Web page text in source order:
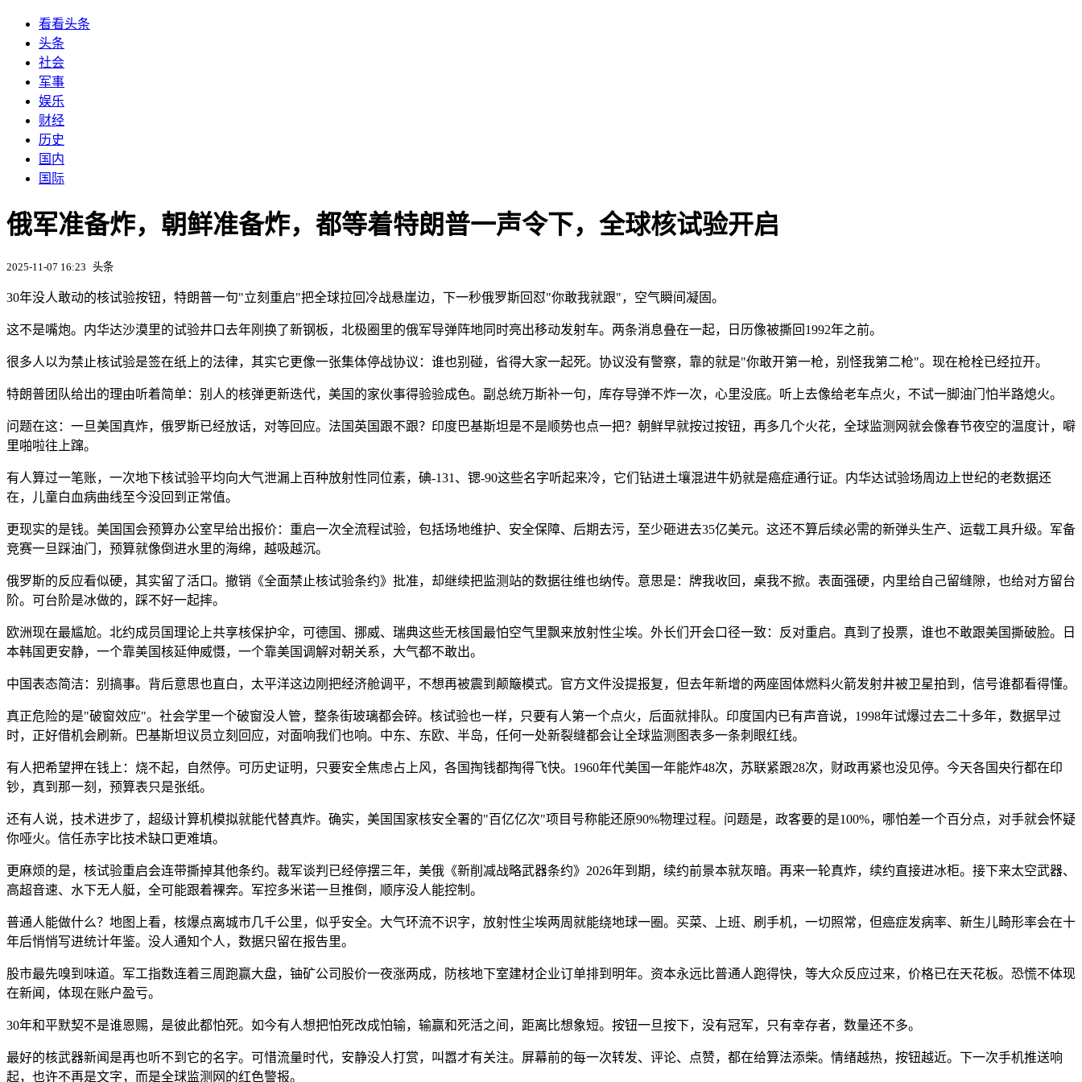
看看头条
头条
社会
军事
娱乐
财经
历史
国内
国际
俄军准备炸，朝鲜准备炸，都等着特朗普一声令下，全球核试验开启
2025-11-07 16:23 头条
30年没人敢动的核试验按钮，特朗普一句"立刻重启"把全球拉回冷战悬崖边，下一秒俄罗斯回怼"你敢我就跟"，空气瞬间凝固。
这不是嘴炮。内华达沙漠里的试验井口去年刚换了新钢板，北极圈里的俄军导弹阵地同时亮出移动发射车。两条消息叠在一起，日历像被撕回1992年之前。
很多人以为禁止核试验是签在纸上的法律，其实它更像一张集体停战协议：谁也别碰，省得大家一起死。协议没有警察，靠的就是"你敢开第一枪，别怪我第二枪"。现在枪栓已经拉开。
特朗普团队给出的理由听着简单：别人的核弹更新迭代，美国的家伙事得验验成色。副总统万斯补一句，库存导弹不炸一次，心里没底。听上去像给老车点火，不试一脚油门怕半路熄火。
问题在这：一旦美国真炸，俄罗斯已经放话，对等回应。法国英国跟不跟？印度巴基斯坦是不是顺势也点一把？朝鲜早就按过按钮，再多几个火花，全球监测网就会像春节夜空的温度计，噼
里啪啦往上蹿。
有人算过一笔账，一次地下核试验平均向大气泄漏上百种放射性同位素，碘-131、锶-90这些名字听起来冷，它们钻进土壤混进牛奶就是癌症通行证。内华达试验场周边上世纪的老数据还
在，儿童白血病曲线至今没回到正常值。
更现实的是钱。美国国会预算办公室早给出报价：重启一次全流程试验，包括场地维护、安全保障、后期去污，至少砸进去35亿美元。这还不算后续必需的新弹头生产、运载工具升级。军备
竞赛一旦踩油门，预算就像倒进水里的海绵，越吸越沉。
俄罗斯的反应看似硬，其实留了活口。撤销《全面禁止核试验条约》批准，却继续把监测站的数据往维也纳传。意思是：牌我收回，桌我不掀。表面强硬，内里给自己留缝隙，也给对方留台
阶。可台阶是冰做的，踩不好一起摔。
欧洲现在最尴尬。北约成员国理论上共享核保护伞，可德国、挪威、瑞典这些无核国最怕空气里飘来放射性尘埃。外长们开会口径一致：反对重启。真到了投票，谁也不敢跟美国撕破脸。日
本韩国更安静，一个靠美国核延伸威慑，一个靠美国调解对朝关系，大气都不敢出。
中国表态简洁：别搞事。背后意思也直白，太平洋这边刚把经济舱调平，不想再被震到颠簸模式。官方文件没提报复，但去年新增的两座固体燃料火箭发射井被卫星拍到，信号谁都看得懂。
真正危险的是"破窗效应"。社会学里一个破窗没人管，整条街玻璃都会碎。核试验也一样，只要有人第一个点火，后面就排队。印度国内已有声音说，1998年试爆过去二十多年，数据早过
时，正好借机会刷新。巴基斯坦议员立刻回应，对面响我们也响。中东、东欧、半岛，任何一处新裂缝都会让全球监测图表多一条刺眼红线。
有人把希望押在钱上：烧不起，自然停。可历史证明，只要安全焦虑占上风，各国掏钱都掏得飞快。1960年代美国一年能炸48次，苏联紧跟28次，财政再紧也没见停。今天各国央行都在印
钞，真到那一刻，预算表只是张纸。
还有人说，技术进步了，超级计算机模拟就能代替真炸。确实，美国国家核安全署的"百亿亿次"项目号称能还原90%物理过程。问题是，政客要的是100%，哪怕差一个百分点，对手就会怀疑
你哑火。信任赤字比技术缺口更难填。
更麻烦的是，核试验重启会连带撕掉其他条约。裁军谈判已经停摆三年，美俄《新削减战略武器条约》2026年到期，续约前景本就灰暗。再来一轮真炸，续约直接进冰柜。接下来太空武器、
高超音速、水下无人艇，全可能跟着裸奔。军控多米诺一旦推倒，顺序没人能控制。
普通人能做什么？地图上看，核爆点离城市几千公里，似乎安全。大气环流不识字，放射性尘埃两周就能绕地球一圈。买菜、上班、刷手机，一切照常，但癌症发病率、新生儿畸形率会在十
年后悄悄写进统计年鉴。没人通知个人，数据只留在报告里。
股市最先嗅到味道。军工指数连着三周跑赢大盘，铀矿公司股价一夜涨两成，防核地下室建材企业订单排到明年。资本永远比普通人跑得快，等大众反应过来，价格已在天花板。恐慌不体现
在新闻，体现在账户盈亏。
30年和平默契不是谁恩赐，是彼此都怕死。如今有人想把怕死改成怕输，输赢和死活之间，距离比想象短。按钮一旦按下，没有冠军，只有幸存者，数量还不多。
最好的核武器新闻是再也听不到它的名字。可惜流量时代，安静没人打赏，叫嚣才有关注。屏幕前的每一次转发、评论、点赞，都在给算法添柴。情绪越热，按钮越近。下一次手机推送响
起，也许不再是文字，而是全球监测网的红色警报。